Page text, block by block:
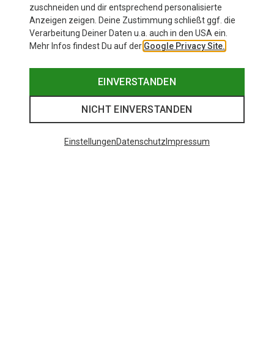
zuschneiden und dir entsprechend personalisierte
Anzeigen zeigen. Deine Zustimmung schließt ggf. die
Verarbeitung Deiner Daten u.a. auch in den USA ein.
Mehr Infos findest Du auf der Google Privacy Site.
EINVERSTANDEN
NICHT EINVERSTANDEN
EinstellungenDatenschutz Impressum